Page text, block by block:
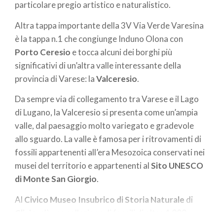
particolare pregio artistico e naturalistico.
Altra tappa importante della 3V Via Verde Varesina
è la tappa n.1 che congiunge Induno Olona con
Porto Ceresio e tocca alcuni dei borghi più
significativi di un’altra valle interessante della
provincia di Varese: laValceresio.
Da sempre via di collegamento tra Varese e il Lago
di Lugano, la Valceresio si presenta come un’ampia
valle, dal paesaggio molto variegato e gradevole
allo sguardo. La valle è famosa per i ritrovamenti di
fossili appartenenti all’era Mesozoica conservati nei
musei del territorio e appartenenti alSito UNESCO
diMonte San Giorgio.
Al Civico Museo Insubrico di Storia Naturale di